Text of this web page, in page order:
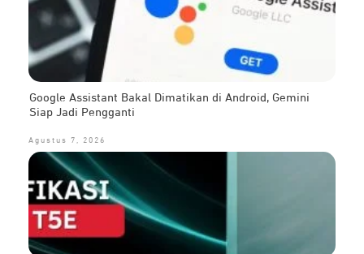
Google Assistant Bakal Dimatikan di Android, Gemini
Siap Jadi Pengganti
Agustus 7, 2026